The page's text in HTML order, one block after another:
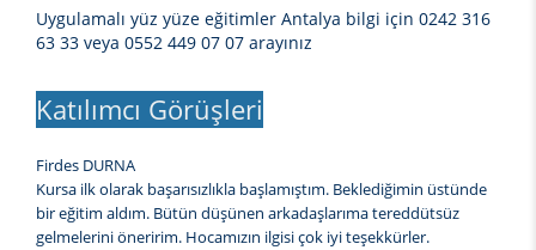
Uygulamalı yüz yüze eğitimler Antalya bilgi için 0242 316
63 33 veya 0552 449 07 07 arayınız
Katılımcı Görüşleri
Firdes DURNA
Kursa ilk olarak başarısızlıkla başlamıştım. Beklediğimin üstünde
bir eğitim aldım. Bütün düşünen arkadaşlarıma tereddütsüz
gelmelerini öneririm. Hocamızın ilgisi çok iyi teşekkürler.